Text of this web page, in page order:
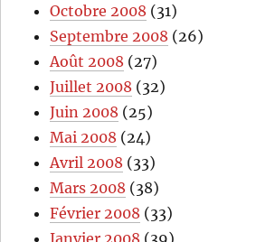
Octobre 2008 (31)
Septembre 2008 (26)
Août 2008 (27)
Juillet 2008 (32)
Juin 2008 (25)
Mai 2008 (24)
Avril 2008 (33)
Mars 2008 (38)
Février 2008 (33)
Janvier 2008 (39)